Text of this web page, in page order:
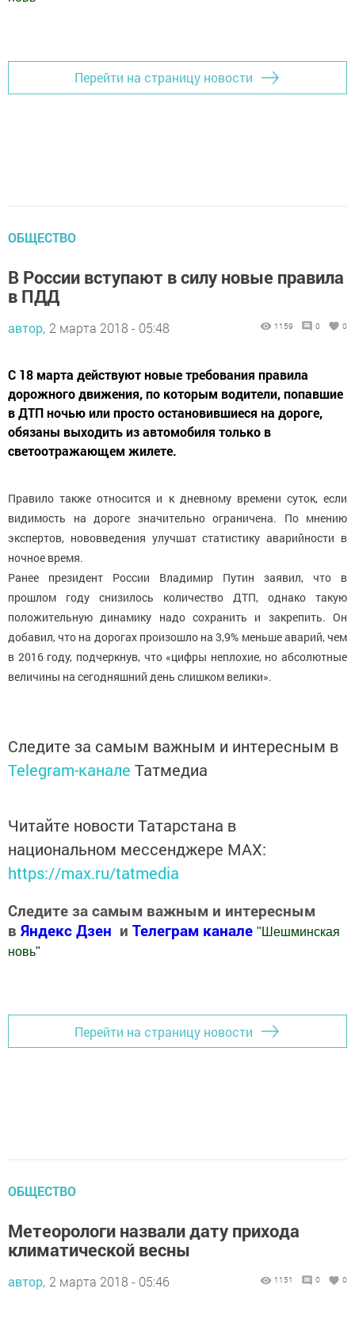
Перейти на страницу новости
ОБЩЕСТВО
В России вступают в силу новые правила
в ПДД
автор, 2 марта 2018 - 05:48 1159 0 0
С 18 марта действуют новые требования правила
дорожного движения, по которым водители, попавшие
в ДТП ночью или просто остановившиеся на дороге,
обязаны выходить из автомобиля только в
светоотражающем жилете.
Правило также относится и к дневному времени суток, если
видимость на дороге значительно ограничена. По мнению
экспертов, нововведения улучшат статистику аварийности в
ночное время.
Ранее президент России Владимир Путин заявил, что в
прошлом году снизилось количество ДТП, однако такую
положительную динамику надо сохранить и закрепить. Он
добавил, что на дорогах произошло на 3,9% меньше аварий, чем
в 2016 году, подчеркнув, что «цифры неплохие, но абсолютные
величины на сегодняшний день слишком велики».
Следите за самым важным и интересным в
Telegram-канале Татмедиа
Читайте новости Татарстана в
национальном мессенджере MАХ:
https://max.ru/tatmedia
Следите за самым важным и интересным
в Яндекс Дзен и Телеграм канале " Шешминская
новь"
Перейти на страницу новости
ОБЩЕСТВО
Метеорологи назвали дату прихода
климатической весны
автор, 2 марта 2018 - 05:46 1151 0 0